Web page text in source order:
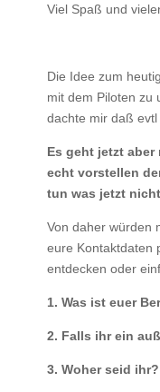
Viel Spaß und
Die Idee zum
mit dem Piloten zu
dachte mir daß
Es geht jetzt
echt vorstellen
tun was jetzt
Von daher würden
eure Kontaktdaten
entdecken oder
1. Was ist euer
2. Falls ihr ein
3. Woher seid ihr?